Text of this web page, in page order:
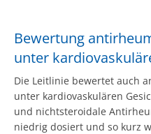
Bewertung
unter
Die Leitlinie bewertet auch
unter kardiovaskulären
und nichtsteroidale
niedrig dosiert und so kurz